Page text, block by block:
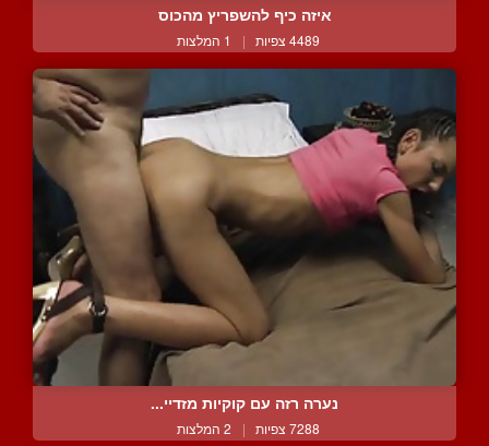
איזה כיף להשפריץ מהכוס
4489 צפיות | 1 המלצות
נערה רזה עם קוקיות מזדיי...
7288 צפיות | 2 המלצות